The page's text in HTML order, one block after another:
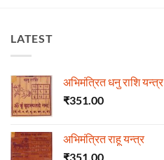
LATEST
अभिमंत्रित धनु राशि यन्त्र
₹351.00
अभिमंत्रित राहू यन्त्र
₹351.00